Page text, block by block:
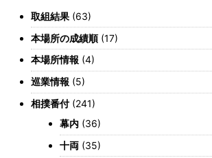
取組結果 (63)
本場所の成績順(17)
本場所情報 (4)
巡業情報 (5)
相撲番付(241)
幕内 (36)
十両 (35)